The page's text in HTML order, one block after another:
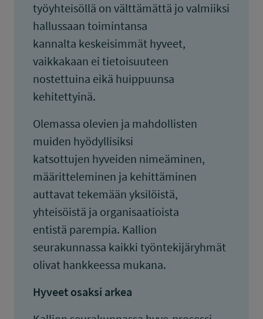
työyhteisöllä on välttämättä jo valmiiksi
hallussaan toimintansa
kannalta keskeisimmät hyveet,
vaikkakaan ei tietoisuuteen
nostettuina eikä huippuunsa
kehitettyinä.
Olemassa olevien ja mahdollisten
muiden hyödyllisiksi
katsottujen hyveiden nimeäminen,
määritteleminen ja kehittäminen
auttavat tekemään yksilöistä,
yhteisöistä ja organisaatioista
entistä parempia. Kallion
seurakunnassa kaikki työntekijäryhmät
olivat hankkeessa mukana.
Hyveet osaksi arkea